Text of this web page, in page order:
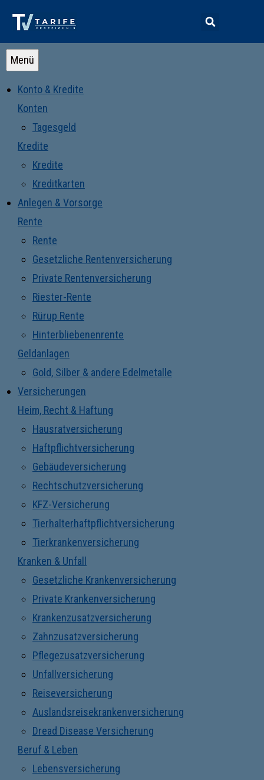
Menü
Konto & Kredite
Konten
Tagesgeld
Kredite
Kredite
Kreditkarten
Anlegen & Vorsorge
Rente
Rente
Gesetzliche Rentenversicherung
Private Rentenversicherung
Riester-Rente
Rürup Rente
Hinterbliebenenrente
Geldanlagen
Gold, Silber & andere Edelmetalle
Versicherungen
Heim, Recht & Haftung
Hausratversicherung
Haftpflichtversicherung
Gebäudeversicherung
Rechtschutzversicherung
KFZ-Versicherung
Tierhalterhaftpflichtversicherung
Tierkrankenversicherung
Kranken & Unfall
Gesetzliche Krankenversicherung
Private Krankenversicherung
Krankenzusatzversicherung
Zahnzusatzversicherung
Pflegezusatzversicherung
Unfallversicherung
Reiseversicherung
Auslandsreisekrankenversicherung
Dread Disease Versicherung
Beruf & Leben
Lebensversicherung